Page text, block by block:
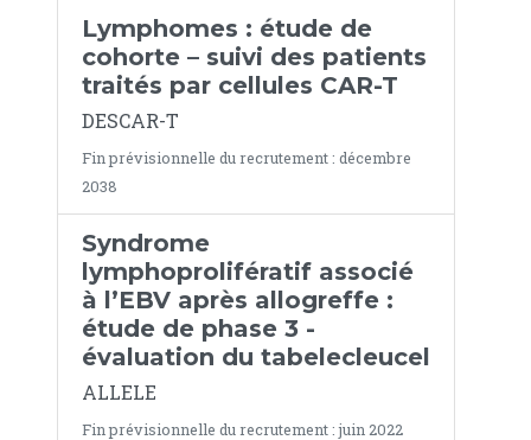
Lymphomes : étude de
cohorte – suivi des patients
traités par cellules CAR-T
DESCAR-T
Fin prévisionnelle du recrutement : décembre
2038
Syndrome
lymphoprolifératif associé
à l’EBV après allogreffe :
étude de phase 3 -
évaluation du tabelecleucel
ALLELE
Fin prévisionnelle du recrutement : juin 2022